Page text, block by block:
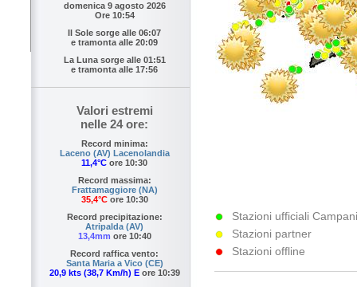
domenica 9 agosto 2026
Ore 10:54
Il Sole sorge alle 06:07
e tramonta alle 20:09
La Luna sorge alle 01:51
e tramonta alle 17:56
Valori estremi
nelle 24 ore:
Record minima:
Laceno (AV) Lacenolandia
11,4°C ore 10:30
Record massima:
Frattamaggiore (NA)
35,4°Core 10:30
Record precipitazione:
Atripalda (AV)
13,4mm ore 10:40
Record raffica vento:
Santa Maria a Vico (CE)
20,9 kts (38,7 Km/h) Eore 10:39
Stazioni ufficiali
Stazioni partner
Stazioni offline